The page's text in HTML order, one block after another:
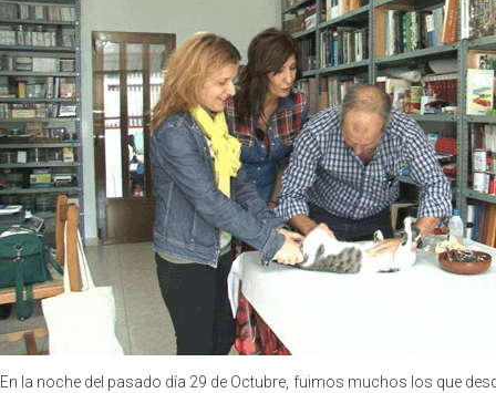
En la noche del pasado día 29 de Octubre, fuimos muchos los que